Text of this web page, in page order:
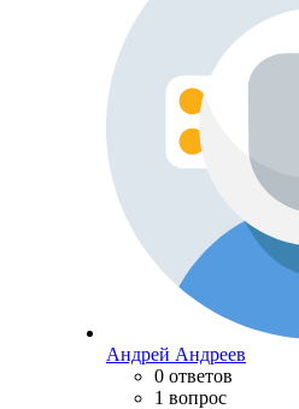
Андрей Андреев
0 ответов
1 вопрос